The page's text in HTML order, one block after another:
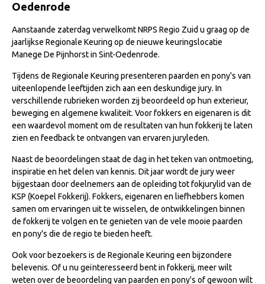
NRPS Keuringen
Hengstenkeuring
Regionale Keuringen
Nationale Keuring
Late Veulenkeuring
ABOP
Sport
Wereldkampioenschap Jonge Paarden
Dutch Pony Championship
Evenementen
Arabian Horse Events
Arabissimo
Veulenregistratie
Veulens en merries
Oedenrode
Aanstaande zaterdag verwelkomt NRPS Regio Zuid u graag op de
jaarlijkse Regionale Keuring op de nieuwe keuringslocatie
Manege De Pijnhorst in Sint-Oedenrode.
Tijdens de Regionale Keuring presenteren paarden en pony's van
uiteenlopende leeftijden zich aan een deskundige jury. In
verschillende rubrieken worden zij beoordeeld op hun exterieur,
beweging en algemene kwaliteit. Voor fokkers en eigenaren is dit
een waardevol moment om de resultaten van hun fokkerij te laten
zien en feedback te ontvangen van ervaren juryleden.
Naast de beoordelingen staat de dag in het teken van ontmoeting,
inspiratie en het delen van kennis. Dit jaar wordt de jury weer
bijgestaan door deelnemers aan de opleiding tot fokjurylid van de
KSP (Koepel Fokkerij). Fokkers, eigenaren en liefhebbers komen
samen om ervaringen uit te wisselen, de ontwikkelingen binnen
de fokkerij te volgen en te genieten van de vele mooie paarden
en pony's die de regio te bieden heeft.
Ook voor bezoekers is de Regionale Keuring een bijzondere
belevenis. Of u nu geïnteresseerd bent in fokkerij, meer wilt
weten over de beoordeling van paarden en pony's of gewoon wilt